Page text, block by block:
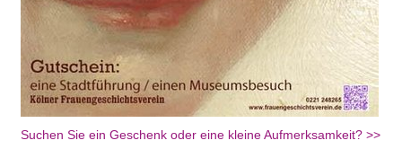
Suchen Sie ein Geschenk oder eine kleine Aufmerksamkeit? >>